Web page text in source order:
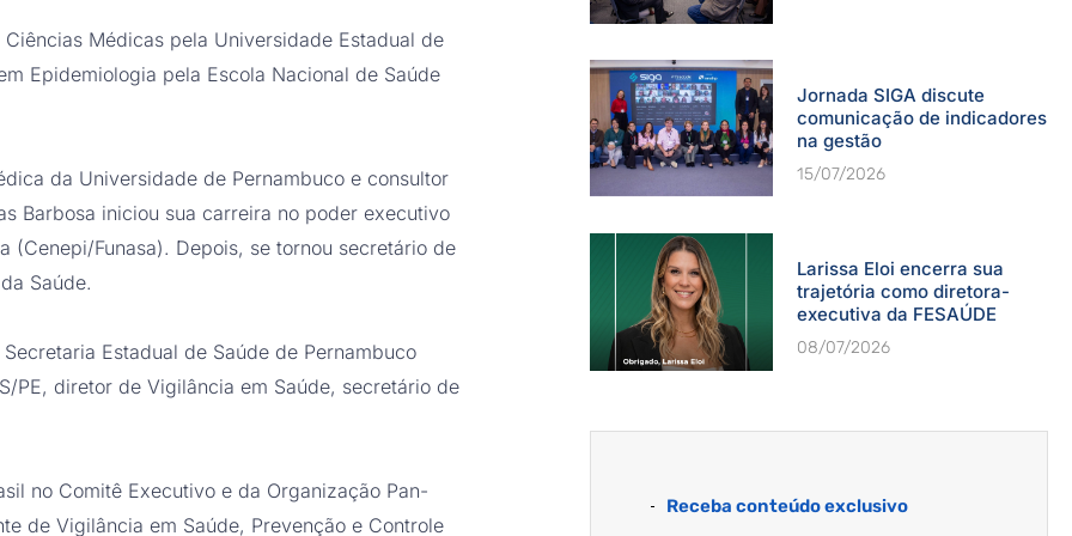
Médicas pela Universidade Estadual de
Epidemiologia pela Escola Nacional de Saúde
da Universidade de Pernambuco e consultor
Barbosa iniciou sua carreira no poder executivo
Funasa). Depois, se tornou secretário de
Saúde.
Estadual de Saúde de Pernambuco
PE, diretor de Vigilância em Saúde, secretário de
no Comitê Executivo e da Organização Pan-
de Vigilância em Saúde, Prevenção e Controle
Jornada SIGA discute
comunicação de indicadores
na gestão
15/07/2026
Larissa Eloi encerra sua
trajetória como diretora-
executiva da FESAÚDE
08/07/2026
Receba conteúdo exclusivo